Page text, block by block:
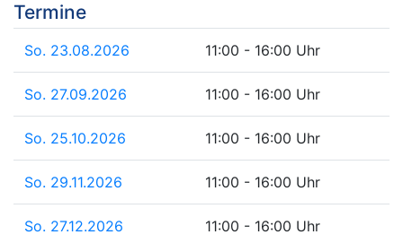
Termine
So. 23.08.2026 11:00 - 16:00 Uhr
So. 27.09.2026 11:00 - 16:00 Uhr
So. 25.10.2026 11:00 - 16:00 Uhr
So. 29.11.2026 11:00 - 16:00 Uhr
So. 27.12.2026 11:00 - 16:00 Uhr